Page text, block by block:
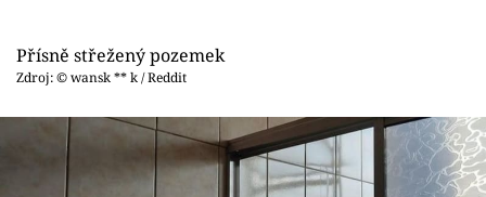
Přísně střežený pozemek
Zdroj: © wansk ** k / Reddit